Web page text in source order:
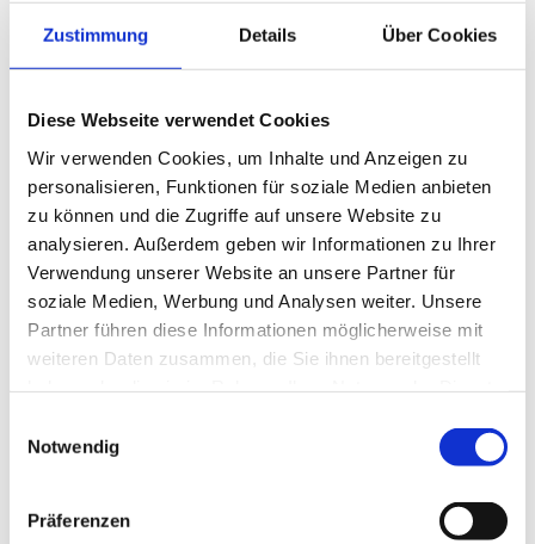
Zustimmung Details Über Cookies
Diese Webseite verwendet Cookies
Wir verwenden Cookies, um Inhalte und Anzeigen zu
personalisieren, Funktionen für soziale Medien anbieten
zu können und die Zugriffe auf unsere Website zu
analysieren. Außerdem geben wir Informationen zu Ihrer
Verwendung unserer Website an unsere Partner für
soziale Medien, Werbung und Analysen weiter. Unsere
Partner führen diese Informationen möglicherweise mit
weiteren Daten zusammen, die Sie ihnen bereitgestellt
Notwendig
Präferenzen
Lina emotional tiefere Ebenen ihrer
Trauerund Wut
bearbeiten, die sie zuvor blockiert hatten. Sie erkannte,
auch um das Loslassen von alten Konflikten und die
Akzeptanz neuer familiärer Rollen geht. Der Film bot ihr
die Möglichkeit, ihre eigene Familiensituation aus einer
neuen Perspektive zu betrachten und eröffnete ihr den
Raum, aktiv auf eineVeränderunghinzuarbeiten.
In den Wochen nach der Filmsitzung zeigte Lina
deutliche Fortschritte. Sie konnte erste Gespräche mit
ihrem Vater führen, was die familiäre Kommunikation
verbesserte und eine Entlastung für beide darstellte. Auch
ihre psychosomatischen Beschwerden besserten sich, da
sie gelernt hatte, ihre Emotionen besser zu regulieren
und nicht mehr ausschließlich in sich hineinzufressen.